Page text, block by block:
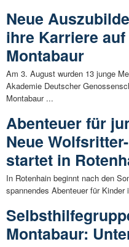
Neue
ihre Karriere
Montabaur
Am 3. August wurden 13 junge
Akademie Deutscher
Montabaur ...
Abenteuer für
Neue
startet in
In Rotenhain beginnt nach den
spannendes Abenteuer für
Montabaur: